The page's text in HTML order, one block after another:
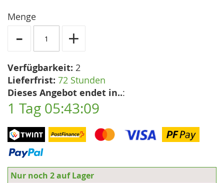
Menge
- +
Verfügbarkeit: 2
Lieferfrist: 72 Stunden
Dieses Angebot endet in..:
1 Tag 05:43:08
Nur noch 2 auf Lager